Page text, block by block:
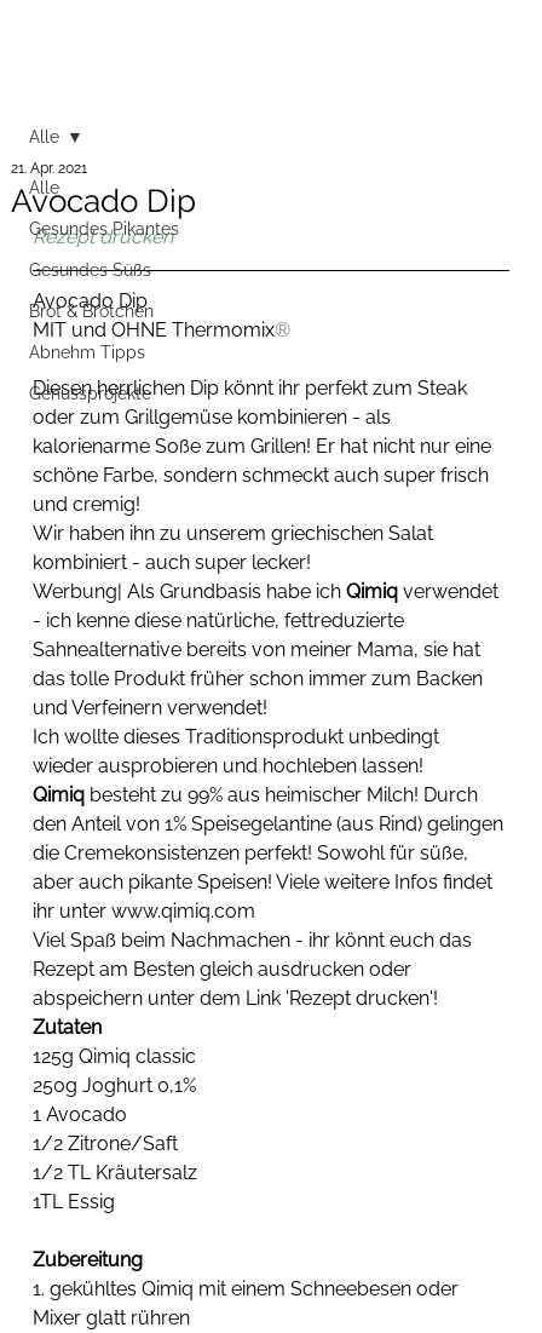
Alle
Gesundes Pikantes
Gesundes Süßs
Brot & Brötchen
Abnehm Tipps
Genussprojekte
Alle
Avocado Dip
21. Apr. 2021
Rezept drucken
Avocado Dip
MIT und OHNE Thermomix®
Diesen herrlichen Dip könnt ihr perfekt zum Steak
oder zum Grillgemüse kombinieren - als
kalorienarme Soße zum Grillen! Er hat nicht nur eine
schöne Farbe, sondern schmeckt auch super frisch
und cremig!
Wir haben ihn zu unserem griechischen Salat
kombiniert - auch super lecker!
Werbung| Als Grundbasis habe ich Qimiq verwendet
- ich kenne diese natürliche, fettreduzierte
Sahnealternative bereits von meiner Mama, sie hat
das tolle Produkt früher schon immer zum Backen
und Verfeinern verwendet!
Ich wollte dieses Traditionsprodukt unbedingt
wieder ausprobieren und hochleben lassen!
Qimiq besteht zu 99% aus heimischer Milch! Durch
den Anteil von 1% Speisegelantine (aus Rind) gelingen
die Cremekonsistenzen perfekt! Sowohl für süße,
aber auch pikante Speisen! Viele weitere Infos findet
ihr unter www.qimiq.com
Viel Spaß beim Nachmachen - ihr könnt euch das
Rezept am Besten gleich ausdrucken oder
abspeichern unter dem Link 'Rezept drucken'!
Zutaten
125g Qimiq classic
250g Joghurt 0,1%
1 Avocado
1/2 Zitrone/Saft
1/2 TL Kräutersalz
1TL Essig
Zubereitung
1. gekühltes Qimiq mit einem Schneebesen oder
Mixer glatt rühren